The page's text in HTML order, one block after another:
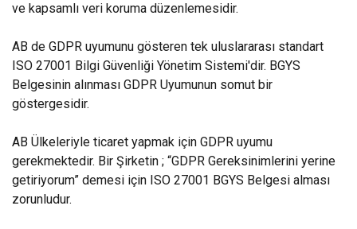
ve kapsamlı veri koruma düzenlemesidir.
AB de GDPR uyumunu gösteren tek uluslararası standart
ISO 27001 Bilgi Güvenliği Yönetim Sistemi'dir. BGYS
Belgesinin alınması GDPR Uyumunun somut bir
göstergesidir.
AB Ülkeleriyle ticaret yapmak için GDPR uyumu
gerekmektedir. Bir Şirketin ; “GDPR Gereksinimlerini yerine
getiriyorum” demesi için ISO 27001 BGYS Belgesi alması
zorunludur.